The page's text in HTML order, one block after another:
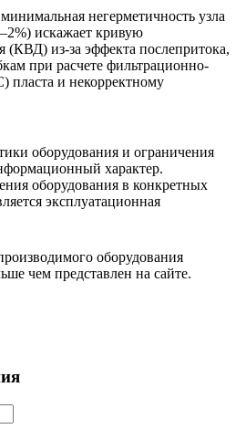
негерметичность узла
искажает кривую
(КВД) из-за эффекта послепритока,
при расчете фильтрационно-
пласта и некорректному
оборудования и ограничения
характер.
оборудования в конкретных
эксплуатационная
оборудования
чем представлен на сайте.